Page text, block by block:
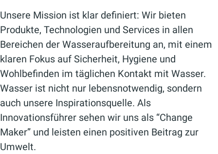
Unsere Mission ist klar definiert: Wir bieten
Produkte, Technologien und Services in allen
Bereichen der Wasseraufbereitung an, mit einem
klaren Fokus auf Sicherheit, Hygiene und
Wohlbefinden im täglichen Kontakt mit Wasser.
Wasser ist nicht nur lebensnotwendig, sondern
auch unsere Inspirationsquelle. Als
Innovationsführer sehen wir uns als “Change
Maker” und leisten einen positiven Beitrag zur
Umwelt.